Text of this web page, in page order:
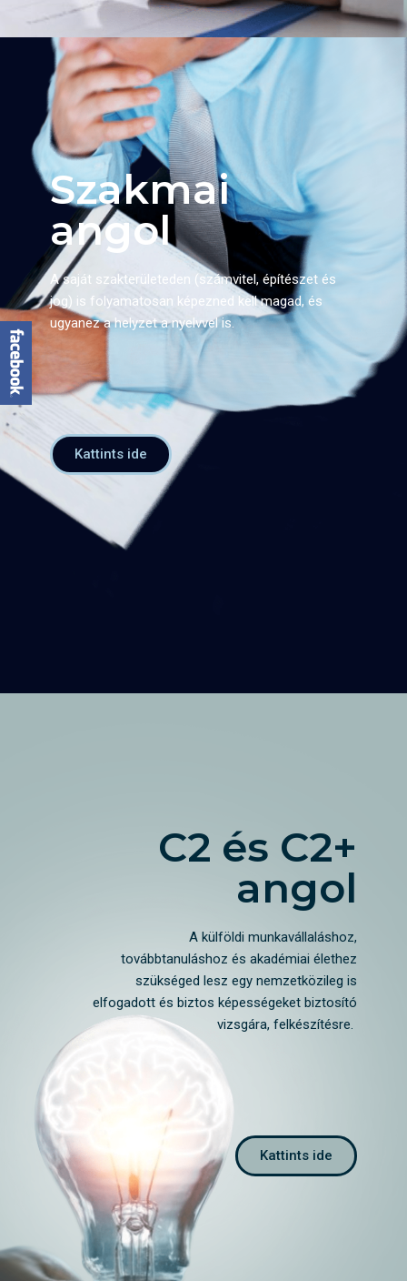
Szakmai
angol
A saját szakterületeden (számvitel, építészet és
jog) is folyamatosan képezned kell magad, és
ugyanez a helyzet a nyelvvel is.
Kattints ide
C2 és C2+
angol
A külföldi munkavállaláshoz,
továbbtanuláshoz és akadémiai élethez
szükséged lesz egy nemzetközileg is
elfogadott és biztos képességeket biztosító
vizsgára, felkészítésre.
Kattints ide